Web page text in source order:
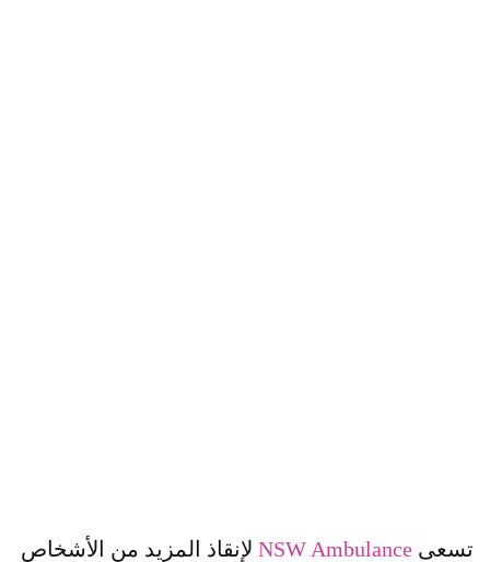
تسعى NSW Ambulance لإنقاذ المزيد من الأشخاص